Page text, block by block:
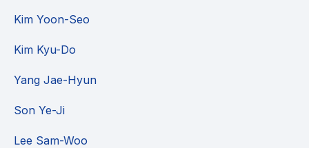
Kim Yoon-Seo
Kim Kyu-Do
Yang Jae-Hyun
Son Ye-Ji
Lee Sam-Woo